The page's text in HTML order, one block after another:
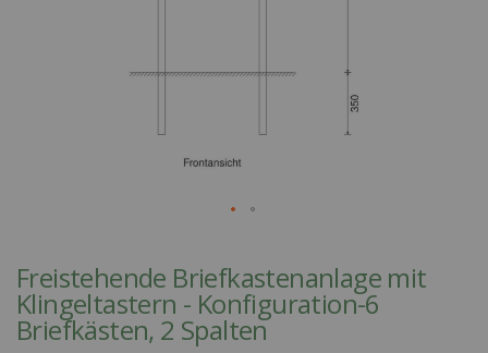
the
beginning
of
Freistehende Briefkastenanlage mit
Klingeltastern - Konfiguration-6
Briefkästen, 2 Spalten